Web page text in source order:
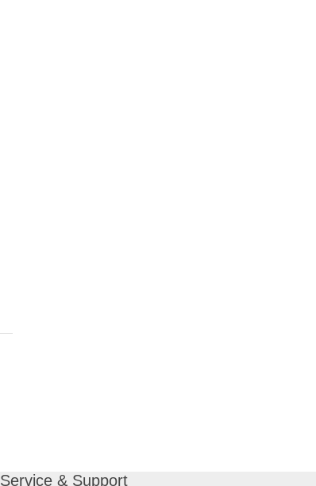
Service & Support